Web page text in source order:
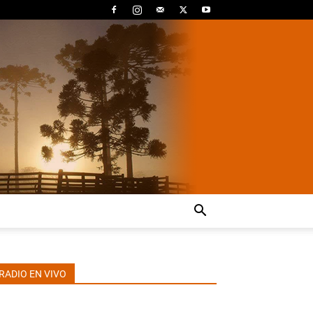
RADIO EN VIVO